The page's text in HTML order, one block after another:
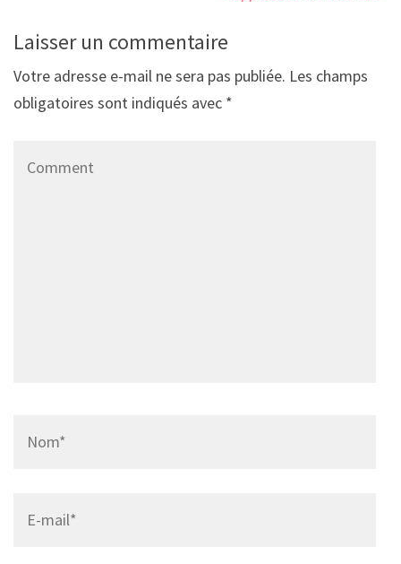
Laisser un commentaire
Votre adresse e-mail ne sera pas publiée. Les champs
obligatoires sont indiqués avec *